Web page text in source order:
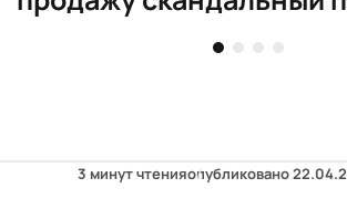
за 6,3 млн евро
3 минут чтенияопубликовано